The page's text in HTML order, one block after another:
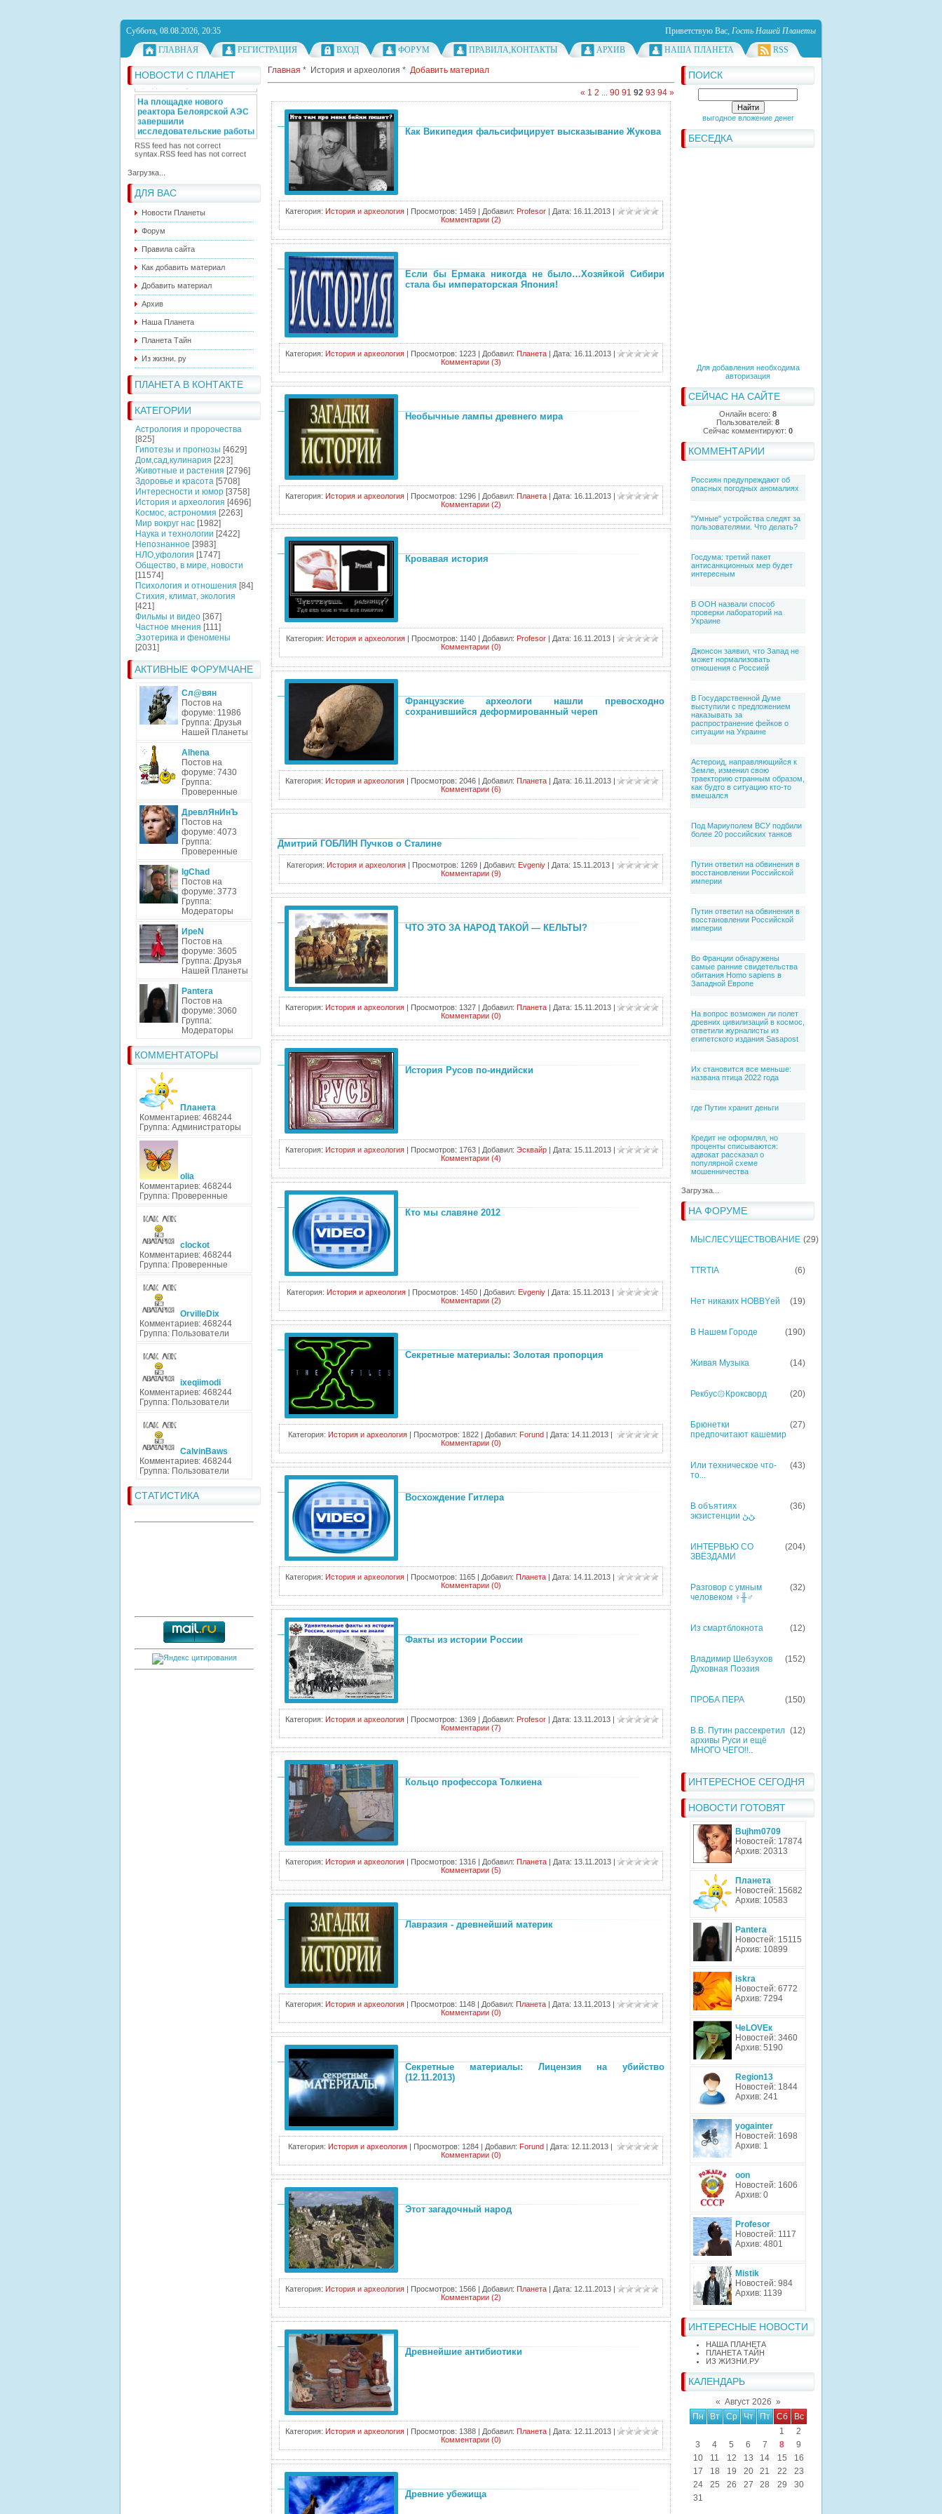
Суббота, 08.08.2026, 20:35 Приветствую Вас, Гость Нашей Планеты
ГЛАВНАЯ
РЕГИСТРАЦИЯ ВХОД ФОРУМ ПРАВИЛА,КОНТАКТЫ АРХИВ НАША ПЛАНЕТА RSS
НОВОСТИ С ПЛАНЕТ
учения - впервые за 10 лет
Блинкен в СБ ООН
выступил за
сделки
Жара в европейской России
продолжит усиливаться
На площадке нового
реактора Белоярской АЭС
завершили
исследовательские работы
RSS feed has not correct
syntax.
syntax.
Загрузка...
ДЛЯ ВАС
Новости Планеты
Форум
Правила сайта
Как добавить материал
Добавить материал
Архив
Наша Планета
Планета Тайн
Из жизни. ру
ПЛАНЕТА В КОНТАКТЕ
КАТЕГОРИИ
Астрология и пророчества
[825]
Гипотезы и прогнозы [4629]
Дом,сад,кулинария [223]
Животные и растения [2796]
Здоровье и красота [5708]
Интересности и юмор [3758]
История и археология [4696]
Космос, астрономия [2263]
Мир вокруг нас [1982]
Наука и технологии [2422]
Непознанное [3983]
НЛО,уфология [1747]
Общество, в мире, новости
[11574]
Психология и отношения [84]
Стихия, климат, экология
[421]
Фильмы и видео [367]
Частное мнения [111]
Эзотерика и феномены
[2031]
АКТИВНЫЕ ФОРУМЧАНЕ
Сл@вян
Постов на
форуме: 11986
Группа: Друзья
Нашей Планеты
Alhena
Постов на
форуме: 7430
Группа:
Проверенные
ДревлЯнИнЪ
Постов на
форуме: 4073
Группа:
Проверенные
IgChad
Постов на
форуме: 3773
Группа:
Модераторы
ИреN
Постов на
форуме: 3605
Группа: Друзья
Нашей Планеты
Pantera
Постов на
форуме: 3060
Группа:
Модераторы
КОММЕНТАТОРЫ
Планета
Комментариев: 468244
Группа: Администраторы
olia
Комментариев: 468244
Группа: Проверенные
clockot
Комментариев: 468244
Группа: Проверенные
OrvilleDix
Комментариев: 468244
Группа: Пользователи
ixeqiimodi
Комментариев: 468244
Группа: Пользователи
CalvinBaws
Комментариев: 468244
Группа: Пользователи
СТАТИСТИКА
ПОИСК
выгодное вложение денег
БЕСЕДКА
Для добавления необходима
авторизация
СЕЙЧАС НА САЙТЕ
Онлайн всего: 8
Пользователей: 8
Сейчас комментируют: 0
КОММЕНТАРИИ
Россиян предупреждают об
опасных погодных аномалиях
"Умные" устройства следят за
пользователями. Что делать?
Госдума: третий пакет
антисанкционных мер будет
интересным
В ООН назвали способ
проверки лабораторий на
Украине
Джонсон заявил, что Запад не
может нормализовать
отношения с Россией
В Государственной Думе
выступили с предложением
наказывать за
распространение фейков о
ситуации на Украине
Астероид, направляющийся к
Земле, изменил свою
траекторию странным образом,
как будто в ситуацию кто-то
вмешался
Под Мариуполем ВСУ подбили
более 20 российских танков
Путин ответил на обвинения в
восстановлении Российской
империи
Путин ответил на обвинения в
восстановлении Российской
империи
Во Франции обнаружены
самые ранние свидетельства
обитания Homo sapiens в
Западной Европе
На вопрос возможен ли полет
древних цивилизаций в космос,
ответили журналисты из
египетского издания Sasapost
Их становится все меньше:
названа птица 2022 года
где Путин хранит деньги
Кредит не оформлял, но
проценты списываются:
адвокат рассказал о
популярной схеме
мошенничества
Загрузка...
НА ФОРУМЕ
МЫСЛЕСУЩЕСТВОВАНИЕ (29)
TTRTIA (6)
Нет никаких HOBBYей (19)
В Нашем Городе (190)
Живая Музыка (14)
Рекбус۞Кроксворд (20)
Брюнетки
предпочитают кашемир
(27)
Или техническое что-
то...
(43)
В объятиях
экзистенции ﮡﮡ
(36)
ИНТЕРВЬЮ СО
ЗВЁЗДАМИ
(204)
Разговор с умным
человеком ♀╫♂
(32)
Из смартблокнота (12)
Владимир Шебзухов
Духовная Поэзия
(152)
ПРОБА ПЕРА (150)
В.В. Путин рассекретил
архивы Руси и ещё
МНОГО ЧЕГО!!..
(12)
ИНТЕРЕСНОЕ СЕГОДНЯ
НОВОСТИ ГОТОВЯТ
Bujhm0709
Новостей: 17874
Архив: 20313
Планета
Новостей: 15682
Архив: 10583
Pantera
Новостей: 15115
Архив: 10899
iskra
Новостей: 6772
Архив: 7294
ЧеLOVEк
Новостей: 3460
Архив: 5190
Region13
Новостей: 1844
Архив: 241
yogainter
Новостей: 1698
Архив: 1
oon
Новостей: 1606
Архив: 0
Profesor
Новостей: 1117
Архив: 4801
Mistik
Новостей: 984
Архив: 1139
ИНТЕРЕСНЫЕ НОВОСТИ
НАША ПЛАНЕТА
ПЛАНЕТА ТАЙН
ИЗ ЖИЗНИ.РУ
КАЛЕНДАРЬ
« Август 2026 »
Пн
Вт Ср Чт Пт Сб
Вс
1
2
3
4 5 6 7 8
9
10
11 12 13 14 15
16
17
18 19 20 21 22
23
24
25 26 27 28 29
30
31
Главная * История и археология * Добавить материал
« 1 2 ... 90 91 92 93 94 »
Как Википедия фальсифицирует высказывание Жукова
Категория: История и археология | Просмотров: 1459 | Добавил: Profesor | Дата: 16.11.2013 |
Комментарии (2)
Если бы Ермака никогда не было…Хозяйкой Сибири
стала бы императорская Япония!
Категория: История и археология| Просмотров: 1223 | Добавил: Планета| Дата: 16.11.2013 |
Комментарии (3)
Необычные лампы древнего мира
Категория: История и археология| Просмотров: 1296 | Добавил: Планета| Дата: 16.11.2013 |
Комментарии (2)
Кровавая история
Категория: История и археология| Просмотров: 1140 | Добавил: Profesor| Дата: 16.11.2013 |
Комментарии (0)
Французские археологи нашли превосходно
сохранившийся деформированный череп
Категория: История и археология| Просмотров: 2046 | Добавил: Планета| Дата: 16.11.2013 |
Комментарии (6)
Дмитрий ГОБЛИН Пучков о Сталине
Категория: История и археология| Просмотров: 1269 | Добавил: Evgeniy| Дата: 15.11.2013 |
Комментарии (9)
ЧТО ЭТО ЗА НАРОД ТАКОЙ — КЕЛЬТЫ?
Категория: История и археология| Просмотров: 1327 | Добавил: Планета| Дата: 15.11.2013 |
Комментарии (0)
История Русов по-индийски
Категория: История и археология| Просмотров: 1763 | Добавил: Эсквайр| Дата: 15.11.2013 |
Комментарии (4)
Кто мы славяне 2012
Категория: История и археология| Просмотров: 1450 | Добавил: Evgeniy| Дата: 15.11.2013 |
Комментарии (2)
Секретные материалы: Золотая пропорция
Категория: История и археология| Просмотров: 1822 | Добавил: Forund| Дата: 14.11.2013 |
Комментарии (0)
Восхождение Гитлера
Категория: История и археология | Просмотров: 1165 | Добавил: Планета | Дата: 14.11.2013 |
Комментарии (0)
Факты из истории России
Категория: История и археология | Просмотров: 1369 | Добавил: Profesor | Дата: 13.11.2013 |
Комментарии (7)
Кольцо профессора Толкиена
Категория: История и археология| Просмотров: 1316 | Добавил: Планета| Дата: 13.11.2013 |
Комментарии (5)
Лавразия - древнейший материк
Категория: История и археология | Просмотров: 1148 | Добавил: Планета | Дата: 13.11.2013 |
Комментарии (0)
Секретные материалы: Лицензия на убийство
(12.11.2013)
Категория: История и археология| Просмотров: 1284 | Добавил: Forund| Дата: 12.11.2013 |
Комментарии (0)
Этот загадочный народ
Категория: История и археология| Просмотров: 1566 | Добавил: Планета| Дата: 12.11.2013 |
Комментарии (2)
Древнейшие антибиотики
Категория: История и археология| Просмотров: 1388 | Добавил: Планета| Дата: 12.11.2013 |
Комментарии (0)
Древние убежища